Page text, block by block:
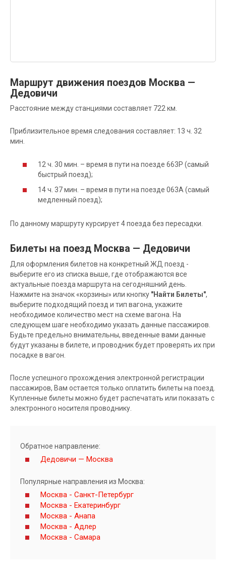
Маршрут движения поездов Москва —
Дедовичи
Расстояние между станциями составляет 722 км.
Приблизительное время следования составляет: 13 ч. 32
мин.
12 ч. 30 мин. – время в пути на поезде 663Р (самый
быстрый поезд);
14 ч. 37 мин. – время в пути на поезде 063А (самый
медленный поезд);
По данному маршруту курсирует 4 поезда без пересадки.
Билеты на поезд Москва — Дедовичи
Для оформления билетов на конкретный ЖД поезд -
выберите его из списка выше, где отображаются все
актуальные поезда маршрута на сегодняшний день.
Нажмите на значок «корзины» или кнопку "Найти Билеты",
выберите подходящий поезд и тип вагона, укажите
необходимое количество мест на схеме вагона. На
следующем шаге необходимо указать данные пассажиров.
Будьте предельно внимательны, введенные вами данные
будут указаны в билете, и проводник будет проверять их при
посадке в вагон.
После успешного прохождения электронной регистрации
пассажиров, Вам остается только оплатить билеты на поезд.
Купленные билеты можно будет распечатать или показать с
электронного носителя проводнику.
Обратное направление:
Дедовичи — Москва
Популярные направления из Москва:
Москва - Санкт-Петербург
Москва - Екатеринбург
Москва - Анапа
Москва - Адлер
Москва - Самара